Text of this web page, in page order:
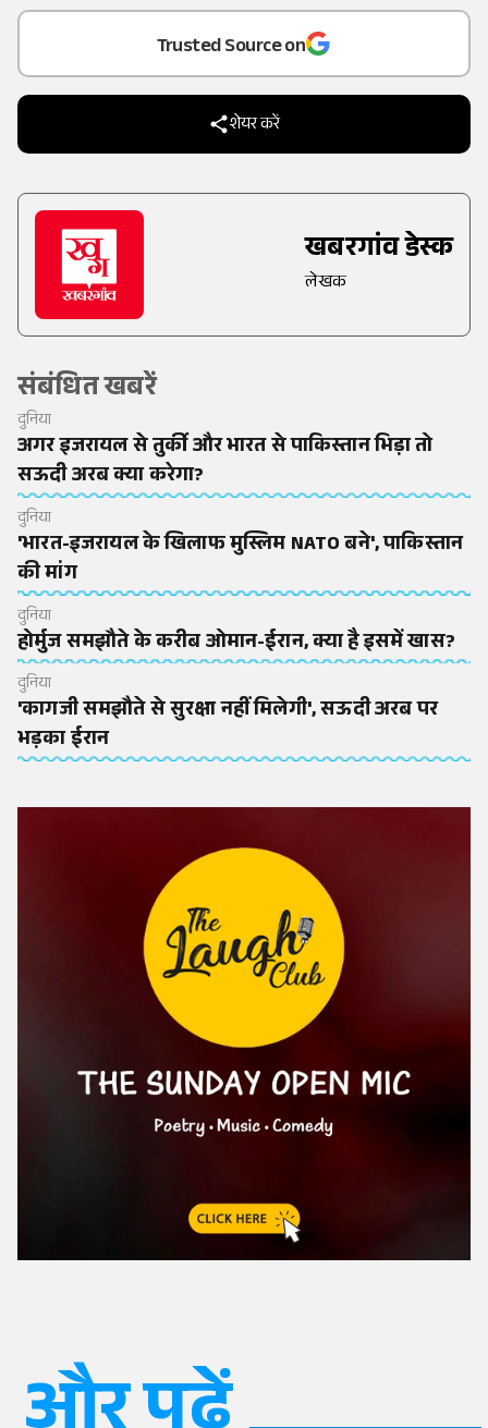
Trusted Source on
शेयर करें
खबरगांव डेस्क
लेखक
संबंधित खबरें
दुनिया
अगर इजरायल से तुर्की और भारत से पाकिस्तान भिड़ा तो
सऊदी अरब क्या करेगा?
दुनिया
'भारत-इजरायल के खिलाफ मुस्लिम NATO बने', पाकिस्तान
की मांग
दुनिया
होर्मुज समझौते के करीब ओमान-ईरान, क्या है इसमें खास?
दुनिया
'कागजी समझौते से सुरक्षा नहीं मिलेगी', सऊदी अरब पर
भड़का ईरान